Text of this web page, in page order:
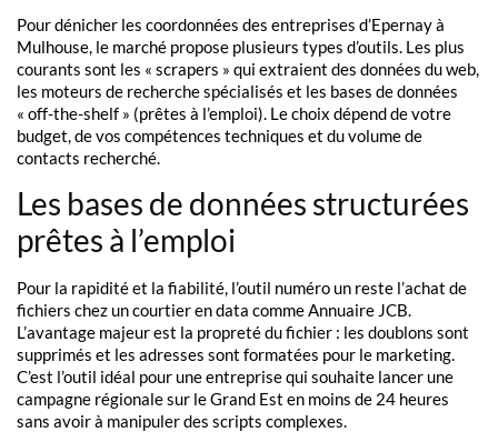
Pour dénicher les coordonnées des entreprises d’Epernay à
Mulhouse, le marché propose plusieurs types d’outils. Les plus
courants sont les « scrapers » qui extraient des données du web,
les moteurs de recherche spécialisés et les bases de données
« off-the-shelf » (prêtes à l’emploi). Le choix dépend de votre
budget, de vos compétences techniques et du volume de
contacts recherché.
Les bases de données structurées
prêtes à l’emploi
Pour la rapidité et la fiabilité, l’outil numéro un reste l’achat de
fichiers chez un courtier en data comme Annuaire JCB.
L’avantage majeur est la propreté du fichier : les doublons sont
supprimés et les adresses sont formatées pour le marketing.
C’est l’outil idéal pour une entreprise qui souhaite lancer une
campagne régionale sur le Grand Est en moins de 24 heures
sans avoir à manipuler des scripts complexes.